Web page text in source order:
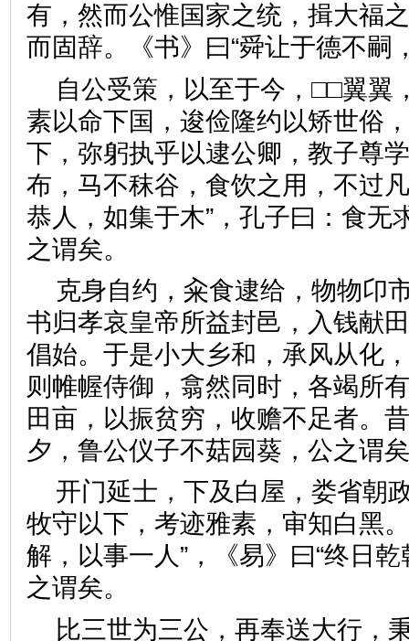
有，然而公惟国家之统，揖大福
而固辞。《书》曰“舜让于德
自公受策，以至于今，□□翼翼
素以命下国，逡俭隆约以矫世俗
下，弥躬执乎以逮公卿，教子尊
布，马不秣谷，食饮之用，不过
恭人，如集于木”，孔子曰：食无
之谓矣。
克身自约，籴食逮给，物物卬
书归孝哀皇帝所益封邑，入钱献
倡始。于是小大乡和，承风从化
则帷幄侍御，翕然同时，各竭所
田亩，以振贫穷，收赡不足者。
夕，鲁公仪子不菇园葵，公
开门延士，下及白屋，娄省朝
牧守以下，考迹雅素，审知白黑
解，以事一人”，《易》曰“终日
之谓矣。
比三世为三公，再奉送大行，